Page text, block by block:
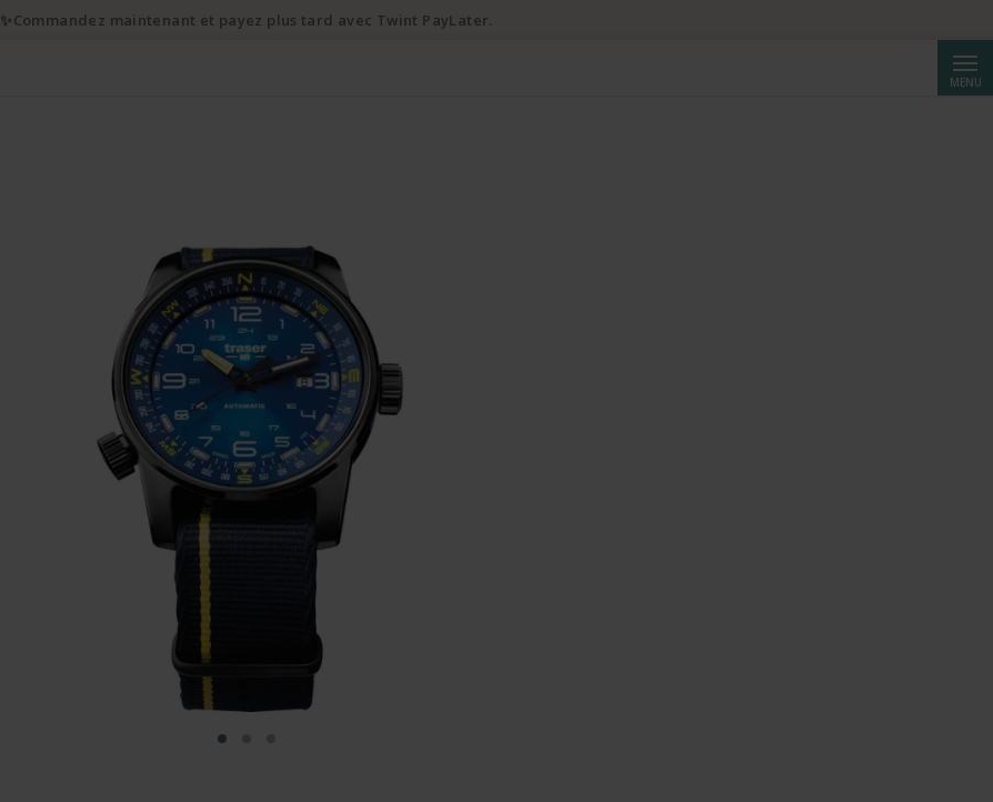
MENU
✨Commandez maintenant et payez plus tard avec Twint PayLater.